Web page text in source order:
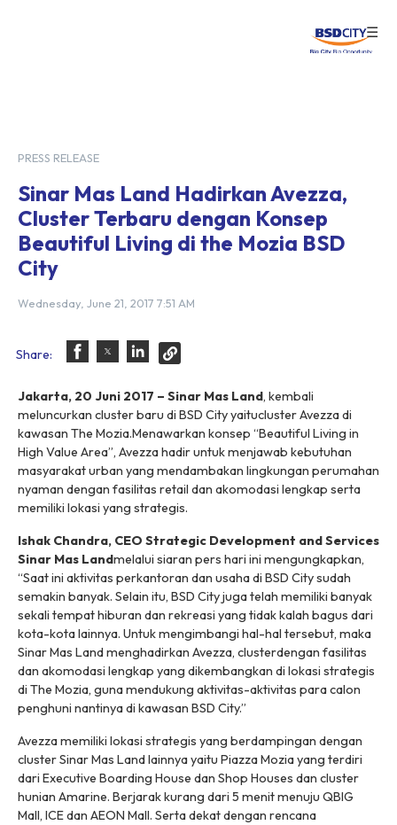
☰
PRESS RELEASE
Sinar Mas Land Hadirkan Avezza,
Cluster Terbaru dengan Konsep
Beautiful Living di the Mozia BSD
City
Wednesday, June 21, 2017 7:51 AM
Share:
Jakarta, 20 Juni 2017 – Sinar Mas Land, kembali
meluncurkan cluster baru di BSD City yaitucluster Avezza di
kawasan The Mozia.Menawarkan konsep “Beautiful Living in
High Value Area”, Avezza hadir untuk menjawab kebutuhan
masyarakat urban yang mendambakan lingkungan perumahan
nyaman dengan fasilitas retail dan akomodasi lengkap serta
memiliki lokasi yang strategis.
Ishak Chandra, CEO Strategic Development and Services
Sinar Mas Landmelalui siaran pers hari ini mengungkapkan,
“Saat ini aktivitas perkantoran dan usaha di BSD City sudah
semakin banyak. Selain itu, BSD City juga telah memiliki banyak
sekali tempat hiburan dan rekreasi yang tidak kalah bagus dari
kota-kota lainnya. Untuk mengimbangi hal-hal tersebut, maka
Sinar Mas Land menghadirkan Avezza, clusterdengan fasilitas
dan akomodasi lengkap yang dikembangkan di lokasi strategis
di The Mozia, guna mendukung aktivitas-aktivitas para calon
penghuni nantinya di kawasan BSD City.”
Avezza memiliki lokasi strategis yang berdampingan dengan
cluster Sinar Mas Land lainnya yaitu Piazza Mozia yang terdiri
dari Executive Boarding House dan Shop Houses dan cluster
hunian Amarine. Berjarak kurang dari 5 menit menuju QBIG
Mall, ICE dan AEON Mall. Serta dekat dengan rencana